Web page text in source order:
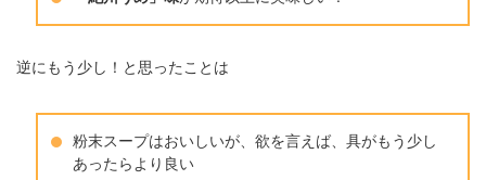
逆にもう少し！と思ったことは
粉末スープはおいしいが、欲を言えば、具がもう少し
あったらより良い